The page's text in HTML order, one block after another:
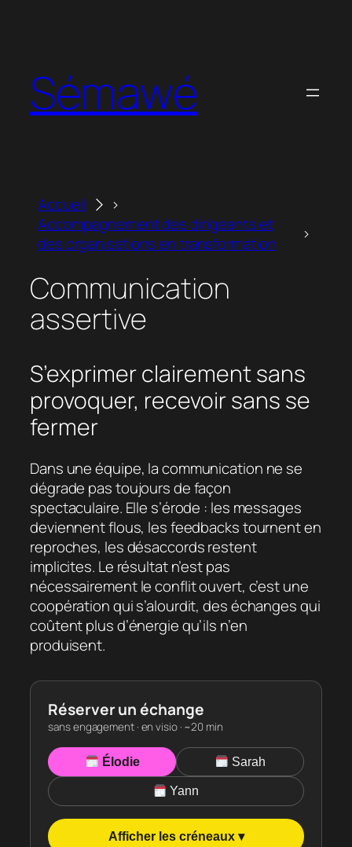
Sémawé
Accueil
Accompagnement des dirigeants et
des organisations en transformation
Communication
assertive
S’exprimer clairement sans
provoquer, recevoir sans se
fermer
Dans une équipe, la communication ne se
dégrade pas toujours de façon
spectaculaire. Elle s’érode : les messages
deviennent flous, les feedbacks tournent en
reproches, les désaccords restent
implicites. Le résultat n’est pas
nécessairement le conflit ouvert, c’est une
coopération qui s’alourdit, des échanges qui
coûtent plus d’énergie qu’ils n’en
produisent.
Réserver un échange
sans engagement · en visio · ~20 min
Élodie Sarah
Yann
Afficher les créneaux ▾